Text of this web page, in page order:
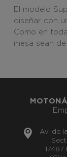
El modelo
diseñar con
Como en
mesa sean
Av. de
17487